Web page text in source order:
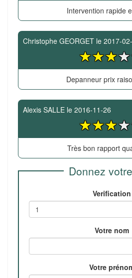
Intervention rapide
Christophe GEORGET le 2017-
Depanneur prix
Alexis SALLE le 2016-11-26
Très bon rapport
Donnez
Verification
Votre nom
Votre